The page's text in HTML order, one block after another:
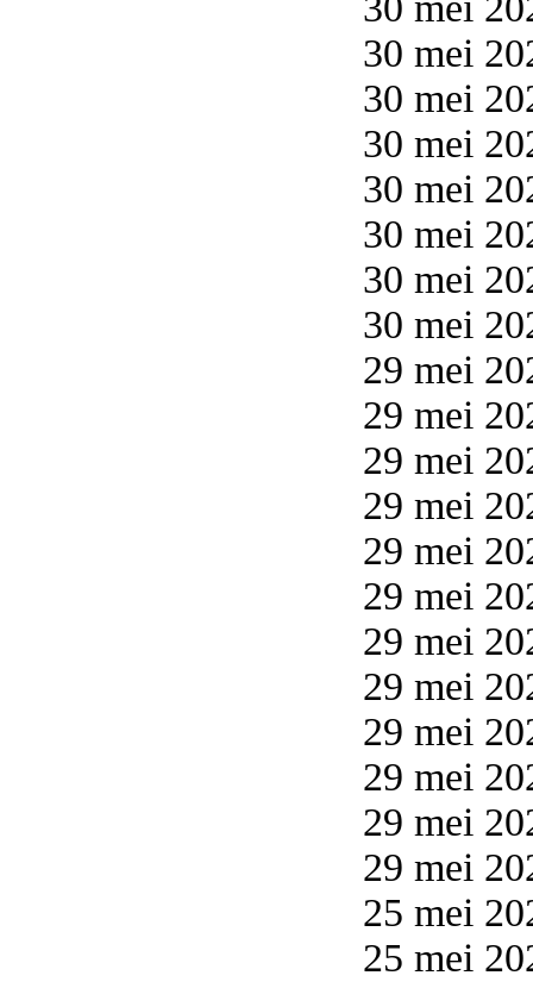
30 mei
30 mei
30 mei
30 mei
30 mei
30 mei
30 mei
29 mei
29 mei
29 mei
29 mei
29 mei
29 mei
29 mei
29 mei
29 mei
29 mei
29 mei
29 mei
25 mei
25 mei